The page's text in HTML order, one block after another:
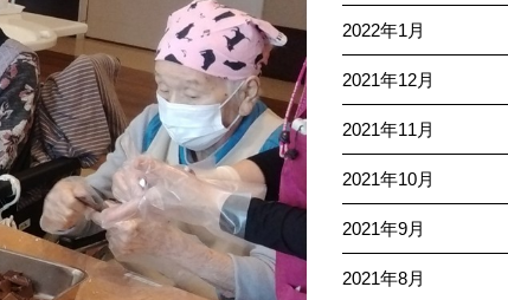
2022年1月
2021年12月
2021年11月
2021年10月
2021年9月
2021年8月